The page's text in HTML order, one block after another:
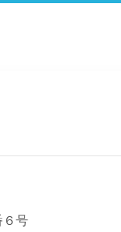
６号